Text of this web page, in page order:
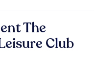
The
Club